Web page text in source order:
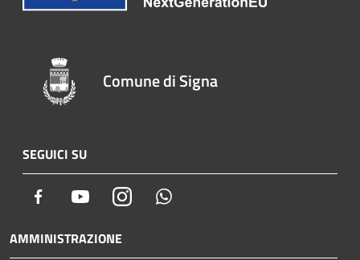
Comune di Signa
SEGUICI SU
Facebook YoutubeInstagram
AMMINISTRAZIONE